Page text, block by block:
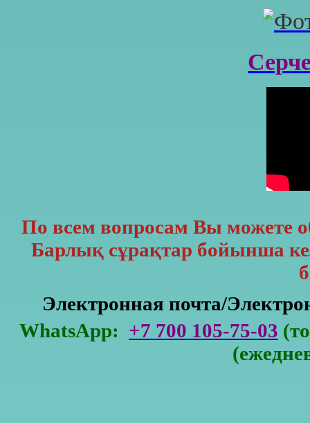
По всем вопросам Вы можете
Барлық сұрақтар бойынша
Электронная почта/
WhatsApp: +7 700 105-75-03